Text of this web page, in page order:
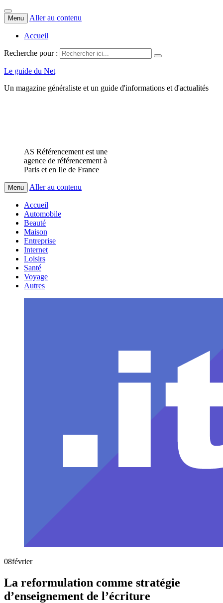
Menu Aller au contenu
Accueil
Recherche pour :
Le guide du Net
Un magazine généraliste et un guide d'informations et d'actualités
AS Référencement est une
agence de référencement à
Paris et en Ile de France
Menu Aller au contenu
Accueil
Automobile
Beauté
Maison
Entreprise
Internet
Loisirs
Santé
Voyage
Autres
08février
La reformulation comme stratégie
d’enseignement de l’écriture